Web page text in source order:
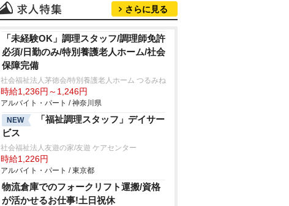
さらに見る
「未経験OK」調理スタッフ/調理師免許
必須/日勤のみ/特別養護老人ホーム/社会
保障完備
社会福祉法人茅徳会/特別養護老人ホーム つるみね
時給1,236円～1,246円
アルバイト・パート / 神奈川県
NEW
「福祉調理スタッフ」デイサー
ビス
社会福祉法人友遊の家/友遊 ケアセンター
時給1,226円
アルバイト・パート / 東京都
物流倉庫でのフォークリフト運搬/資格
が活かせるお仕事!土日祝休